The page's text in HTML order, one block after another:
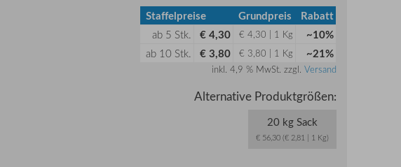
Staffelpreise Grundpreis Rabatt
ab 5 Stk. € 4,30 € 4,30 | 1 Kg ~10%
ab 10 Stk. € 3,80 € 3,80 | 1 Kg ~21%
inkl. 4,9 % MwSt. zzgl. Versand
Alternative Produktgrößen:
20 kg Sack
€ 56,30 (€ 2,81 | 1 Kg)